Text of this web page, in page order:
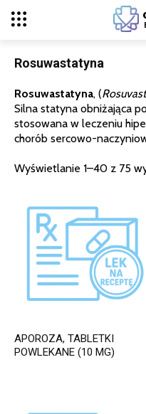
Rosuwastatyna
Rosuwastatyna, (
Silna statyna obniżająca
stosowana w leczeniu
chorób sercowo-
Wyświetlanie 1–40 z 75
APOROZA, TABLETKI
POWLEKANE (10 MG)